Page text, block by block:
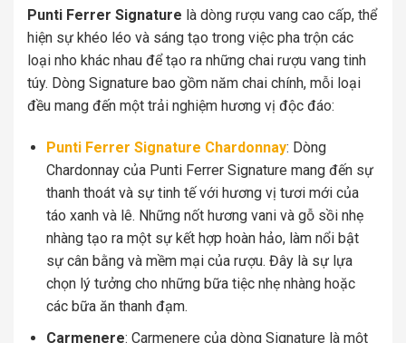
Punti Ferrer Signature là dòng rượu vang cao cấp, thể
hiện sự khéo léo và sáng tạo trong việc pha trộn các
loại nho khác nhau để tạo ra những chai rượu vang tinh
túy. Dòng Signature bao gồm năm chai chính, mỗi loại
đều mang đến một trải nghiệm hương vị độc đáo:
Punti Ferrer Signature Chardonnay: Dòng
Chardonnay của Punti Ferrer Signature mang đến sự
thanh thoát và sự tinh tế với hương vị tươi mới của
táo xanh và lê. Những nốt hương vani và gỗ sồi nhẹ
nhàng tạo ra một sự kết hợp hoàn hảo, làm nổi bật
sự cân bằng và mềm mại của rượu. Đây là sự lựa
chọn lý tưởng cho những bữa tiệc nhẹ nhàng hoặc
các bữa ăn thanh đạm.
Carmenere: Carmenere của dòng Signature là một